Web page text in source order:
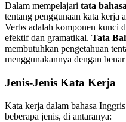
Dalam mempelajari tata
tentang penggunaan kata kerja
Verbs adalah komponen kunci
efektif dan gramatikal. Tata
membutuhkan pengetahuan
menggunakannya dengan
Jenis-Jenis Kata Kerja
Kata kerja dalam bahasa
beberapa jenis, di antaranya: